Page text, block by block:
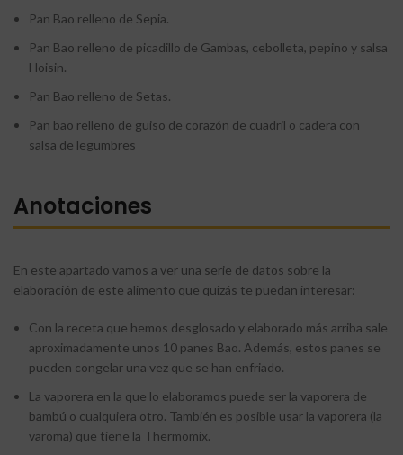
Pan Bao relleno de Sepia.
Pan Bao relleno de picadillo de Gambas, cebolleta, pepino y salsa
Hoisin.
Pan Bao relleno de Setas.
Pan bao relleno de guiso de corazón de cuadril o cadera con
salsa de legumbres
Anotaciones
En este apartado vamos a ver una serie de datos sobre la
elaboración de este alimento que quizás te puedan interesar:
Con la receta que hemos desglosado y elaborado más arriba sale
aproximadamente unos 10 panes Bao. Además, estos panes se
pueden congelar una vez que se han enfriado.
La vaporera en la que lo elaboramos puede ser la vaporera de
bambú o cualquiera otro. También es posible usar la vaporera (la
varoma) que tiene la Thermomix.